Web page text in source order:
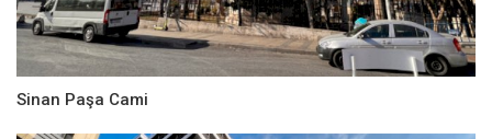
Sinan Paşa Cami